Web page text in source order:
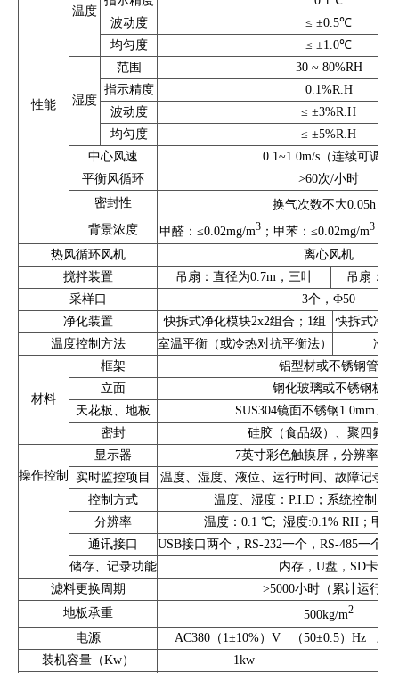
性能
温度
波动度
≤ ±0.5℃
均匀度
≤ ±1.0℃
湿度
范围
30 ~ 80%RH
指示精度
0.1%R.H
波动度
≤ ±3%R.H
均匀度
≤ ±5%R.H
中心风速
0.1~1.0m/s（连续可调）
平衡风循环
>60次/小时
密封性
换气次数不大0.05h-1
背景浓度 甲醛：≤0.02mg/m3 ；甲苯：≤0.02mg/m3
热风循环风机
离心风机
搅拌装置
吊扇：直径为0.7m，三叶
吊扇：
采样口
3个，Ф50
净化装置
快拆式净化模块2x2组合；1组
快拆式净
温度控制方法
室温平衡（或冷热对抗平衡法） 冷
材料
框架
铝型材或不锈钢管
立面
钢化玻璃或不锈钢板
天花板、地板
SUS304镜面不锈钢1.0mm、
密封
硅胶（食品级）、聚四氟
操作控制
显示器
7英寸彩色触摸屏，分辨率
实时监控项目
温度、湿度、液位、运行时间、故障记录
控制方式
温度、湿度：P.I.D；系统控制：
分辨率
温度：0.1 ℃; 湿度:0.1% RH；甲醛
通讯接口
USB接口两个，RS-232一个，RS-485一个
储存、记录功能
内存，U盘，SD卡
滤料更换周期
>5000小时（累计运行）
地板承重
500kg/m2
电源
AC380（1±10%）V （50±0.5）Hz 三
装机容量（Kw）
1kw